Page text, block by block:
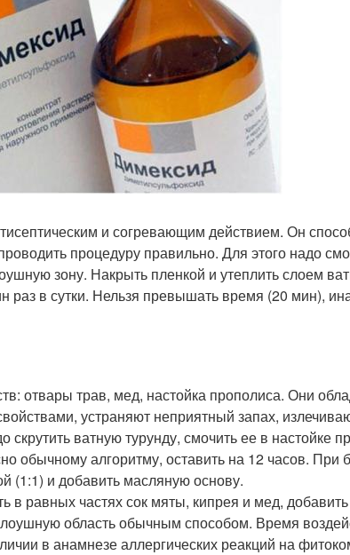
и согревающим действием. Он
процедуру правильно. Для этого надо
зону. Накрыть пленкой и утеплить слоем
раз в сутки. Нельзя превышать время (20 мин),
отвары трав, мед, настойка прополиса. Они
устраняют неприятный запах,
ватную турунду, смочить ее в настойке
обычному алгоритму, оставить на 12 часов. При
(1:1) и добавить масляную основу.
в равных частях сок мяты, кипрея и мед,
область обычным способом. Время
в анамнезе аллергических реакций на